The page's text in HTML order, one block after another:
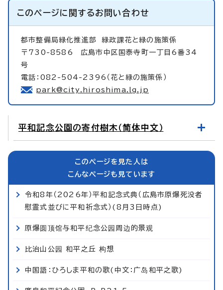
このページに関するお問い合わせ
都市整備局緑化推進部緑政課花と緑の施策係
〒730-8586 広島市中区国泰寺町一丁目6番34
号
電話：082-504-2396（花と緑の施策係）
park@city.hiroshima.lg.jp
平和記念公園の寄付樹木（简体中文）
このページを見た人は
こんなページも見ています
令和8年（2026年）平和記念式典（広島市原爆死没者
慰霊式並びに平和祈念式）(8月3日時点)
原爆圆顶馆与和平纪念公园周边的景观
比治山公园 和平之丘 构想
中国語：ひろしま平和の歌(中文：广岛和平之歌)